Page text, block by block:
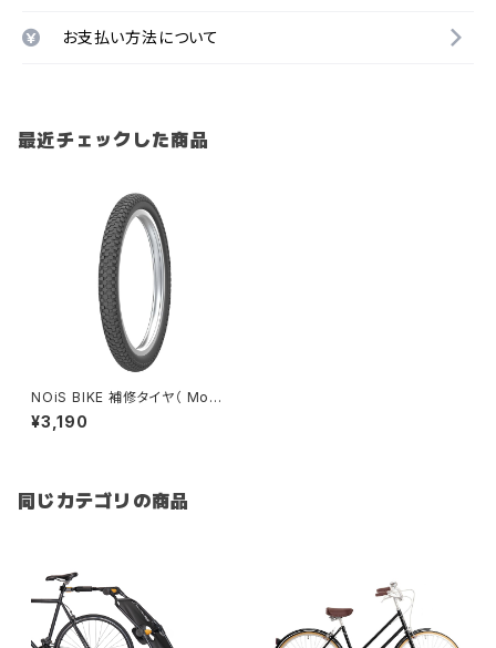
お支払い方法について
最近チェックした商品
NOiS BIKE 補修タイヤ（ Mod
el-T用 / ブラック ）
¥3,190
同じカテゴリの商品